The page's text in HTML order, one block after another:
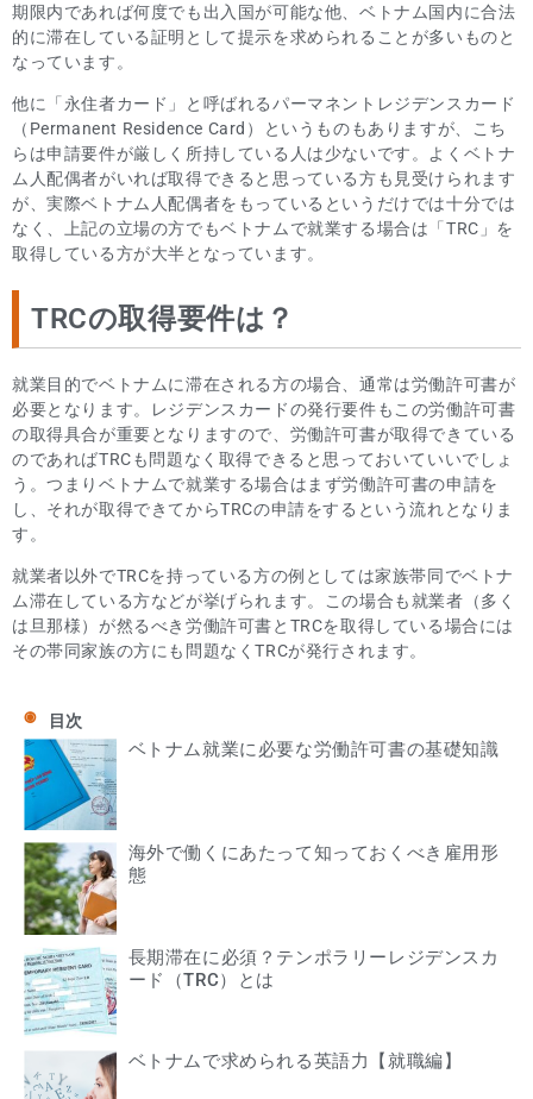
期限内であれば何度でも出入国が可能な他、ベトナム国内に合法
的に滞在している証明として提示を求められることが多いものと
なっています。
他に「永住者カード」と呼ばれるパーマネントレジデンスカード
（Permanent Residence Card）というものもありますが、こち
らは申請要件が厳しく所持している人は少ないです。よくベトナ
ム人配偶者がいれば取得できると思っている方も見受けられます
が、実際ベトナム人配偶者をもっているというだけでは十分では
なく、上記の立場の方でもベトナムで就業する場合は「TRC」を
取得している方が大半となっています。
TRCの取得要件は？
就業目的でベトナムに滞在される方の場合、通常は労働許可書が
必要となります。レジデンスカードの発行要件もこの労働許可書
の取得具合が重要となりますので、労働許可書が取得できている
のであればTRCも問題なく取得できると思っておいていいでしょ
う。つまりベトナムで就業する場合はまず労働許可書の申請を
し、それが取得できてからTRCの申請をするという流れとなりま
す。
就業者以外でTRCを持っている方の例としては家族帯同でベトナ
ム滞在している方などが挙げられます。この場合も就業者（多く
は旦那様）が然るべき労働許可書とTRCを取得している場合には
その帯同家族の方にも問題なくTRCが発行されます。
目次
ベトナム就業に必要な労働許可書の基礎知識
海外で働くにあたって知っておくべき雇用形
態
長期滞在に必須？テンポラリーレジデンスカ
ード（TRC）とは
ベトナムで求められる英語力【就職編】